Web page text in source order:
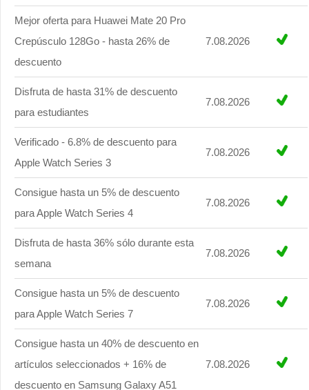
Mejor oferta para Huawei Mate 20 Pro
Crepúsculo 128Go - hasta 26% de
descuento
7.08.2026
Disfruta de hasta 31% de descuento
para estudiantes
7.08.2026
Verificado - 6.8% de descuento para
Apple Watch Series 3
7.08.2026
Consigue hasta un 5% de descuento
para Apple Watch Series 4
7.08.2026
Disfruta de hasta 36% sólo durante esta
semana
7.08.2026
Consigue hasta un 5% de descuento
para Apple Watch Series 7
7.08.2026
Consigue hasta un 40% de descuento en
artículos seleccionados + 16% de
descuento en Samsung Galaxy A51
7.08.2026